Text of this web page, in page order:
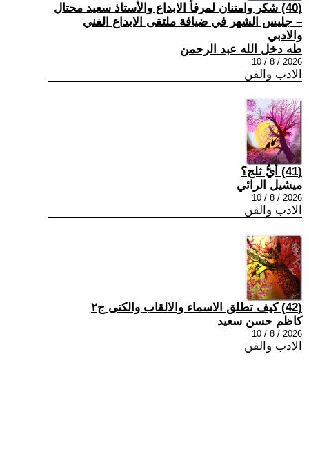
(40) شكر وامتنان لمرفأ الابداع والأستاذ سعيد محتال
– جليس الشهر في ضيافة ملتقى الابداع الفني
والادبي
طه دخل الله عبد الرحمن
2026 / 8 / 10
الادب والفن
(41) أيُّ ثلج؟
ميشيل الرائي
2026 / 8 / 10
الادب والفن
(42) كيف تطلق الاسماء والالقاب والكنى ج٢
كاظم حسن سعيد
2026 / 8 / 10
الادب والفن